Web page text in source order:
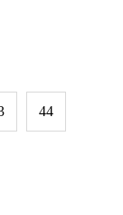
44